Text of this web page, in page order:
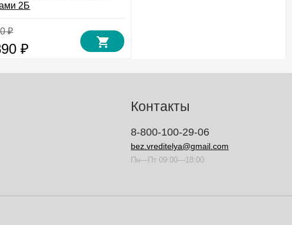
2Б
₽
₽
Контакты
8-800-100-29-06
bez.vreditelya@gmail.com
Пн—Пт 09:00—18:00